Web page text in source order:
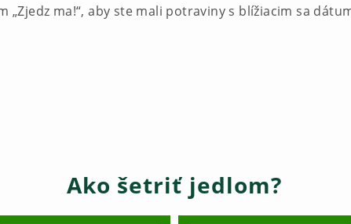
„Zjedz ma!“, aby ste mali potraviny s blížiacim sa
Ako šetriť jedlom?